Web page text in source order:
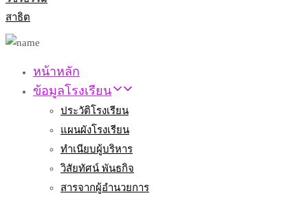
หน้าหลัก
ข้อมูลโรงเรียน
ประวัติโรงเรียน
แผนผังโรงเรียน
ทำเนียบผู้บริหาร
วิสัยทัศน์ พันธกิจ
สารจากผู้อำนวยการ